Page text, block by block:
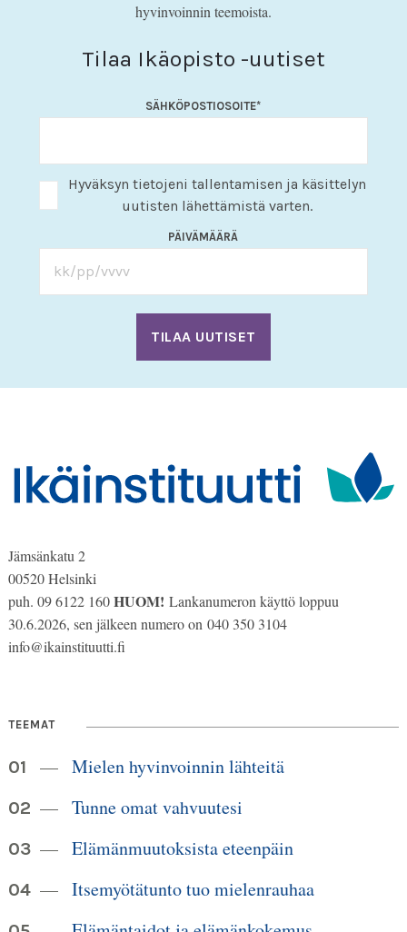
hyvinvoinnin teemoista.
Tilaa Ikäopisto -uutiset
SÄHKÖPOSTIOSOITE*
Hyväksyn tietojeni tallentamisen ja käsittelyn
uutisten lähettämistä varten.
PÄIVÄMÄÄRÄ
Jämsänkatu 2
00520 Helsinki
puh. 09 6122 160HUOM! Lankanumeron käyttö loppuu
30.6.2026, sen jälkeen numero on 040 350 3104
info@ikainstituutti.fi
TEEMAT
Mielen hyvinvoinnin lähteitä
Tunne omat vahvuutesi
Elämänmuutoksista eteenpäin
Itsemyötätunto tuo mielenrauhaa